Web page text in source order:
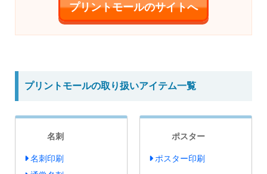
プリントモールのサイトへ
プリントモールの取り扱いアイテム一覧
名刺
名刺印刷
ポスター
ポスター印刷